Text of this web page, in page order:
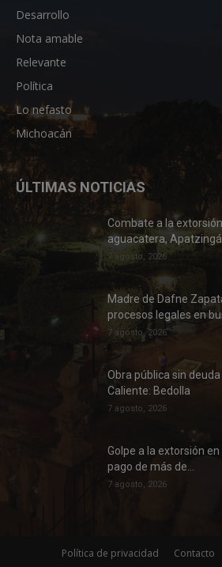
Desarrollo
Nota amable
Relevante
Política
Lo nefasto
Michoacán
ÚLTIMAS NOTICIAS
Combate a la
aguacatera, Apatzingán
7 agosto, 2026
Madre de Dafne
procesos legales en
7 agosto, 2026
Obra pública sin
Caliente: Bedolla
7 agosto, 2026
Golpe a la extorsión
pago de más de...
7 agosto, 2026
Política de privacidad Contacto